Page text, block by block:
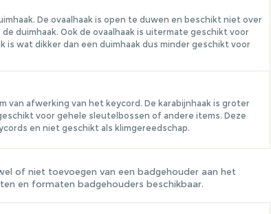
De ovaalhaak is open te duwen en beschikt niet over
duimhaak. Ook de ovaalhaak is uitermate geschikt voor
is wat dikker dan een duimhaak dus minder geschikt voor
van afwerking van het keycord. De karabijnhaak is groter
voor gehele sleutelbossen of andere items. Deze
en niet geschikt als klimgereedschap.
of niet toevoegen van een badgehouder aan het
en formaten badgehouders beschikbaar.